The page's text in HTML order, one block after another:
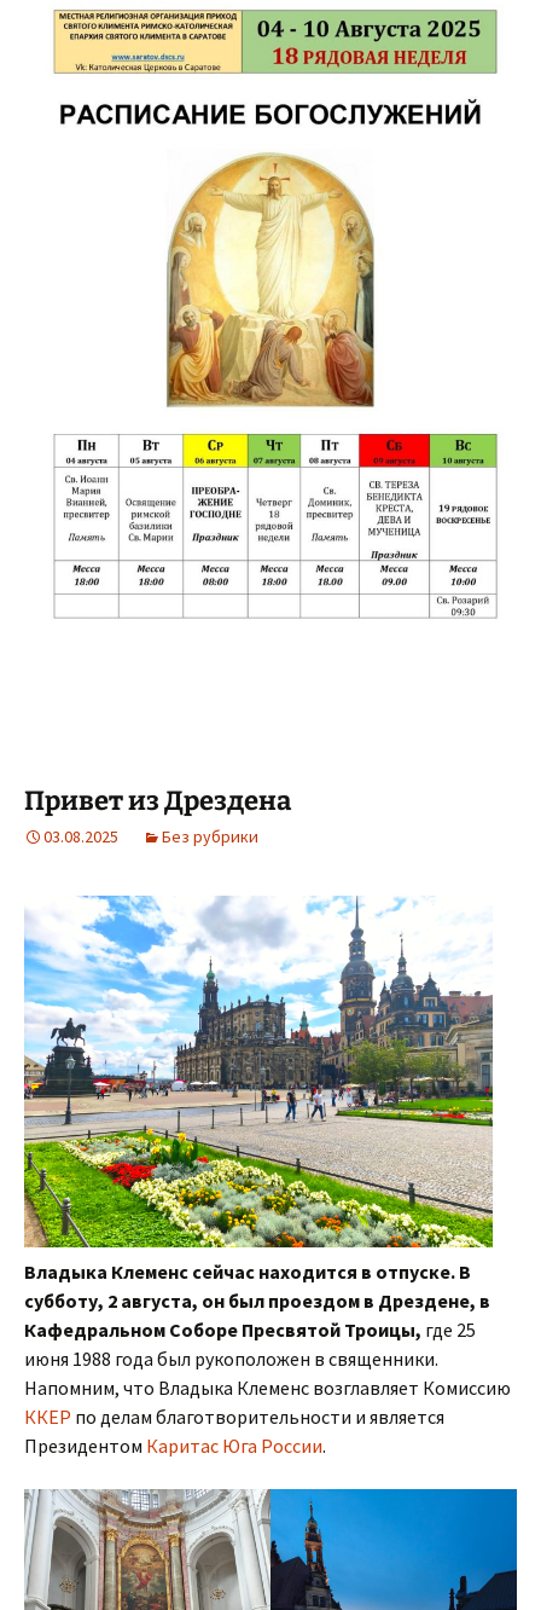
Привет из Дрездена
03.08.2025 Без рубрики
Владыка Клеменс сейчас находится в отпуске. В
субботу, 2 августа, он был проездом в Дрездене, в
Кафедральном Соборе Пресвятой Троицы, где 25
июня 1988 года был рукоположен в священники.
Напомним, что Владыка Клеменс возглавляет Комиссию
ККЕР по делам благотворительности и является
Президентом Каритас Юга России.